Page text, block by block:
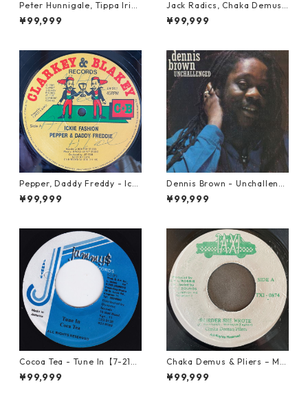
Peter Hunnigale, Tippa Irie
- Raggamuffin Girl【12-50
045】
¥99,999
Jack Radics, Chaka Demus
& Pliers - Twist And Shout
【7-21830】
¥99,999
Pepper, Daddy Freddy - Icki
e Fashion【12-50044】
¥99,999
Dennis Brown - Unchalleng
ed【LP-70046】
¥99,999
Cocoa Tea - Tune In【7-2187
2】
¥99,999
Chaka Demus & Pliers – Mu
rder She Wrote【7-21777】
¥99,999